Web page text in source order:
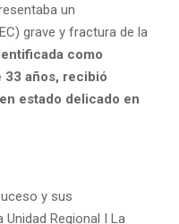
un
grave y fractura de la
como
33 años, recibió
estado delicado en
y sus
Regional I La